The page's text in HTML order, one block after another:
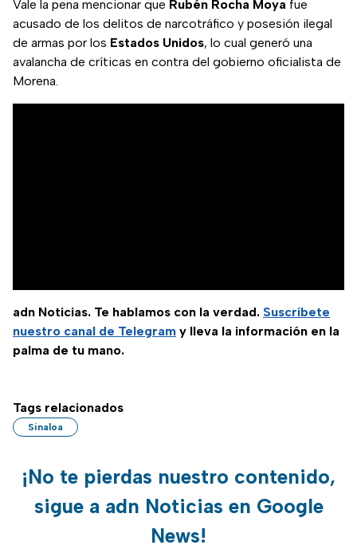
Vale la pena mencionar que Rubén Rocha Moya fue
acusado de los delitos de narcotráfico y posesión ilegal
de armas por los Estados Unidos, lo cual generó una
avalancha de críticas en contra del gobierno oficialista de
Morena.
adn Noticias. Te hablamos con la verdad. Suscríbete
nuestro canal de Telegram y lleva la información en la
palma de tu mano.
Tags relacionados
Sinaloa
¡No te pierdas nuestro contenido,
sigue a adn Noticias en Google
News!